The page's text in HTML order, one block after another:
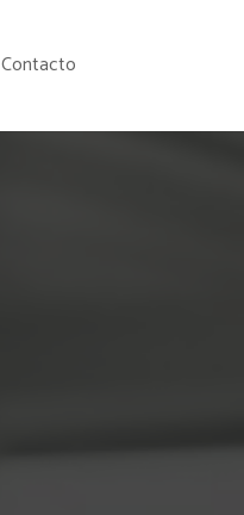
Contacto